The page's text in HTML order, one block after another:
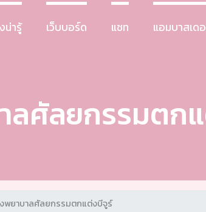
น่ารู้ เว็บบอร์ด แชท แอมบาสเด
ลศัลยกรรมตก
พยาบาลศัลยกรรมตกแต่งบีจูร์